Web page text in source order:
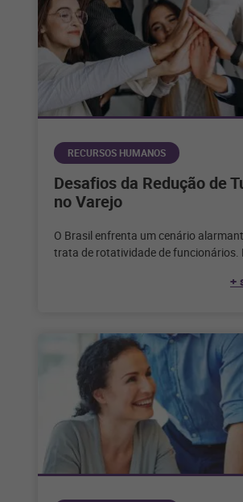
RECURSOS HUMANOS
Desafios da Redução de
no Varejo
O Brasil enfrenta um cenário
trata de rotatividade de funcionários.
+